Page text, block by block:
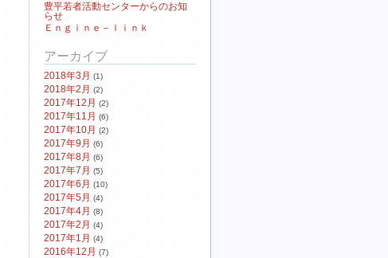
豊平若者活動センターからのお知
らせ
Ｅｎｇｉｎｅ－ｌｉｎｋ
アーカイブ
2018年3月 (1)
2018年2月 (2)
2017年12月 (2)
2017年11月 (6)
2017年10月 (2)
2017年9月 (6)
2017年8月 (6)
2017年7月 (5)
2017年6月 (10)
2017年5月 (4)
2017年4月 (8)
2017年2月 (4)
2017年1月 (4)
2016年12月 (7)